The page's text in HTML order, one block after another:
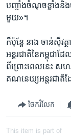
បញ្ចាំង​ចំណុច​ខ្លាំង​
មួយ»។
ក៏​ប៉ុន្តែ នាង​ ចាន់ស៊ីវត្ថ
អន្តរជាតិ​នៃ​កម្ពុជា​
ពីព្រោះ​ពេល​នេះ សហរ
គណនេយ្យ​អន្តរជាតិ​ដ
ចែករំលែក
This item is part of